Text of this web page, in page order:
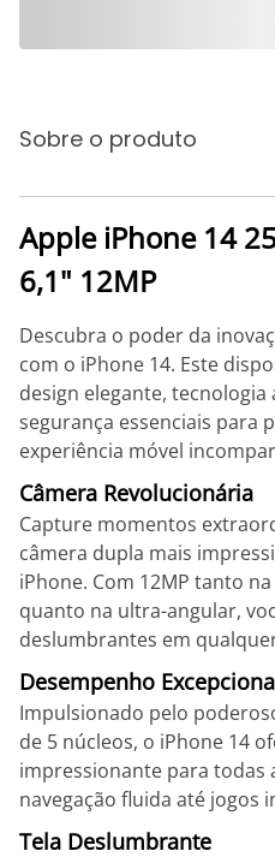
Sobre o produto
Apple iPhone 14
6,1" 12MP
Descubra o poder da
com o iPhone 14. Este
design elegante,
segurança essenciais para
experiência móvel
Câmera Revolucionária
Capture momentos
câmera dupla mais
iPhone. Com 12MP tanto
quanto na ultra-angular,
deslumbrantes em
Desempenho
Impulsionado pelo
de 5 núcleos, o iPhone 14
impressionante para todas
navegação fluida até jogos
Tela Deslumbrante